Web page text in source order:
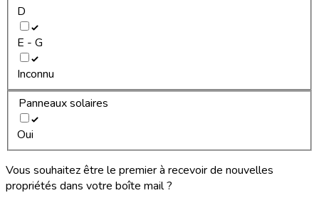
D
E - G
Inconnu
Panneaux solaires
Oui
Vous souhaitez être le premier à recevoir de nouvelles
propriétés dans votre boîte mail ?